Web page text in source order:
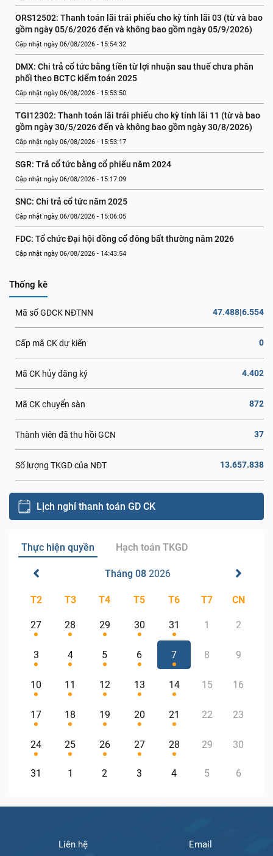
ORS12502: Thanh toán lãi trái phiếu cho kỳ tính lãi 03 (từ và bao
gồm ngày 05/6/2026 đến và không bao gồm ngày 05/9/2026)
Cập nhật ngày 06/08/2026 - 15:54:32
DMX: Chi trả cổ tức bằng tiền từ lợi nhuận sau thuế chưa phân
phối theo BCTC kiểm toán 2025
Cập nhật ngày 06/08/2026 - 15:53:50
TGI12302: Thanh toán lãi trái phiếu cho kỳ tính lãi 11 (từ và bao
gồm ngày 30/5/2026 đến và không bao gồm ngày 30/8/2026)
Cập nhật ngày 06/08/2026 - 15:53:17
SGR: Trả cổ tức bằng cổ phiếu năm 2024
Cập nhật ngày 06/08/2026 - 15:17:09
SNC: Chi trả cổ tức năm 2025
Cập nhật ngày 06/08/2026 - 15:06:05
FDC: Tổ chức Đại hội đồng cổ đông bất thường năm 2026
Cập nhật ngày 06/08/2026 - 14:43:54
Thống kê
Mã số GDCK NĐTNN 47.488|6.554
Cấp mã CK dự kiến 0
Mã CK hủy đăng ký 4.402
Mã CK chuyển sàn 872
Thành viên đã thu hồi GCN 37
Số lượng TKGD của NĐT 13.657.838
Lịch nghỉ thanh toán GD CK
Thực hiện quyền Hạch toán TKGD
Tháng 08 2026
T2 T3 T4 T5 T6 T7 CN
27 28 29 30 31 1 2
3 4 5 6 7 8 9
10 11 12 13 14 15 16
17 18 19 20 21 22 23
24 25 26 27 28 29 30
31 1 2 3 4 5 6
Liên hệ Email